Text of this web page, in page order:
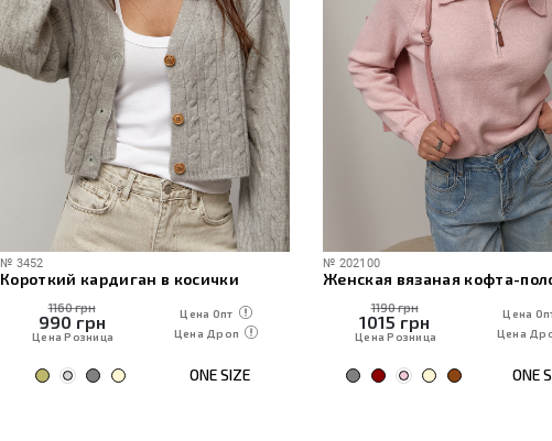
№ 3452
Короткий кардиган в косички
1160 грн
990 грн
Цена Розница
Цена Опт
Цена Дроп
ONE SIZE
№ 202100
1190 грн
1015 грн
Цена Розница
Цена
Цена
ONE